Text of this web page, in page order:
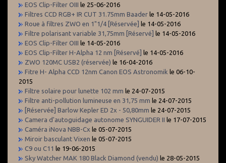
EOS Clip-Filter OIII le 25-06-2016
Filtres CCD RGB+ IR CUT 31.75mm Baader le 14-05-2016
Roue à filtres ZWO en 1"1/4 [Réservée] le 14-05-2016
Filtre polarisant variable 31,75mm [Réservé] le 14-05-2016
EOS Clip-Filter OIII le 14-05-2016
EOS Clip-Filter H-Alpha 12 nm [Réservé] le 14-05-2016
ZWO 120MC USB2 (réservée) le 16-04-2016
Fitre H- Alpha CCD 12nm Canon EOS Astronomik le 06-10-
2015
Filtre solaire pour lunette 102 mm le 24-07-2015
Filtre anti-pollution lumineuse en 31,75 mm le 24-07-2015
[Réservée] Barlow Kepler ED 2x - 50,80mm le 24-07-2015
Camera d'autoguidage autonome SYNGUIDER II le 17-07-2015
Caméra iNova NBB-Cx le 05-07-2015
Miroir basculant Vixen le 05-07-2015
C9 ou C11 le 19-06-2015
Sky Watcher MAK 180 Black Diamond (vendu) le 28-05-2015